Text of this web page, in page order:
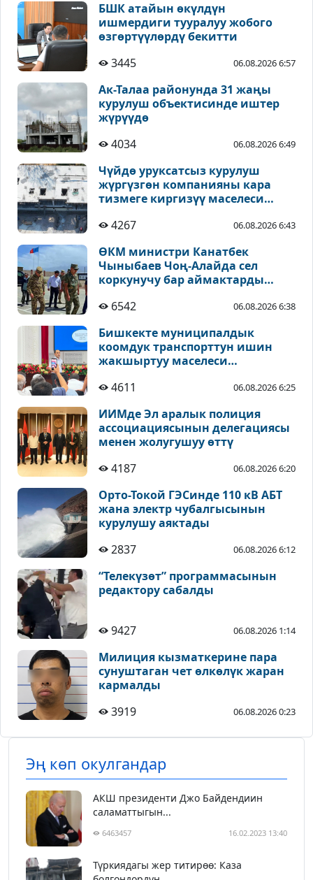
БШК атайын өкүлдүн
ишмердиги тууралуу жобого
өзгөртүүлөрдү бекитти
3445
06.08.2026 6:57
Ак-Талаа районунда 31 жаңы
курулуш объектисинде иштер
жүрүүдө
4034
06.08.2026 6:49
Чүйдө уруксатсыз курулуш
жүргүзгөн компанияны кара
тизмеге киргизүү маселеси
4267
06.08.2026 6:43
ӨКМ министри Канатбек
Чыныбаев Чоң-Алайда сел
коркунучу бар аймактарды
6542
06.08.2026 6:38
Бишкекте муниципалдык
коомдук транспорттун ишин
жакшыртуу маселеси
4611
06.08.2026 6:25
ИИМде Эл аралык полиция
ассоциациясынын делегациясы
менен жолугушуу өттү
4187
06.08.2026 6:20
Орто-Токой ГЭСинде 110 кВ АБТ
жана электр чубалгысынын
курулушу аяктады
2837
06.08.2026 6:12
“Телекүзөт” программасынын
редактору сабалды
9427 06.08.2026 1:14
Милиция кызматкерине пара
сунуштаган чет өлкөлүк жаран
кармалды
3919
06.08.2026 0:23
Эң көп окулгандар
АКШ президенти Джо Байдендиин
саламаттыгын...
6463457 16.02.2023 13:40
Түркиядагы жер титирөө: Каза